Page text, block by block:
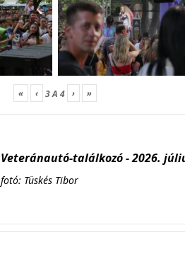
« ‹ 3A 4 › »
Veteránautó-találkozó - 2026.
fotó: Tüskés Tibor